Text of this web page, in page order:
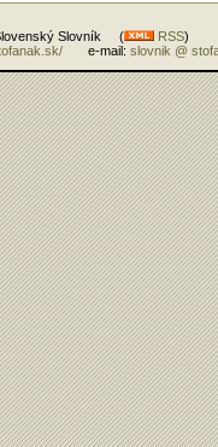
Slovník ( RSS)
e-mail: slovnik @